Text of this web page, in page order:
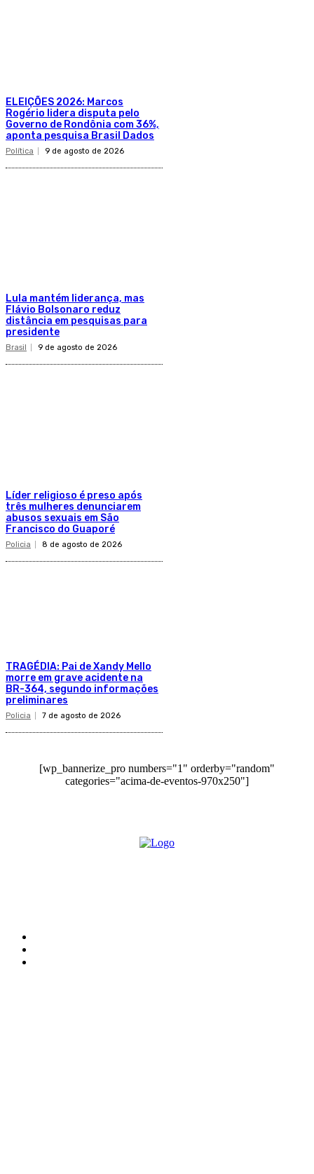
ELEIÇÕES 2026: Marcos
Rogério lidera disputa pelo
Governo de Rondônia com 36%,
aponta pesquisa Brasil Dados
Política 9 de agosto de 2026
Lula mantém liderança, mas
Flávio Bolsonaro reduz
distância em pesquisas para
presidente
Brasil 9 de agosto de 2026
Líder religioso é preso após
três mulheres denunciarem
abusos sexuais em São
Francisco do Guaporé
Policia 8 de agosto de 2026
TRAGÉDIA: Pai de Xandy Mello
morre em grave acidente na
BR-364, segundo informações
preliminares
Policia 7 de agosto de 2026
[wp_bannerize_pro numbers="1" orderby="random"
categories="acima-de-eventos-970x250"]